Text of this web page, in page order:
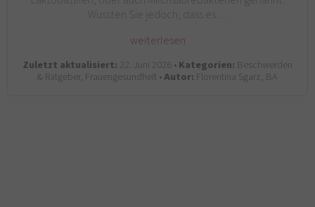
Wussten Sie jedoch, dass es…
weiterlesen
Zuletzt aktualisiert: 22. Juni 2026 •Kategorien: Beschwerden
& Ratgeber, Frauengesundheit •Autor: Florentina Sgarz, BA